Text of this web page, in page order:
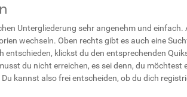
Untergliederung sehr angenehm und
wechseln. Oben rechts gibt es auch eine
klickst du den entsprechenden
du nicht erreichen, es sei denn, du möchtest
kannst also frei entscheiden, ob du dich